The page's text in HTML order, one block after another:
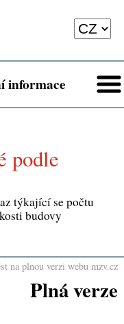
informace
týkající se počtu
budovy
na plnou verzi webu mzv.cz
Plná verze